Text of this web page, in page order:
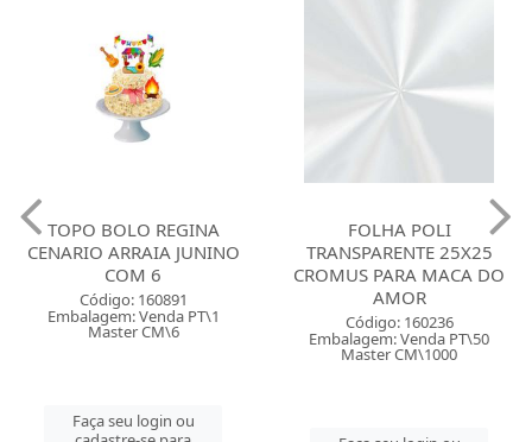
TOPO BOLO REGINA
CENARIO ARRAIA JUNINO
COM 6
Código: 160891
Embalagem: Venda PT\1
Master CM\6
Faça seu login ou
FOLHA POLI
TRANSPARENTE 25X25
CROMUS PARA MACA DO
AMOR
Código: 160236
Embalagem: Venda PT\50
Master CM\1000